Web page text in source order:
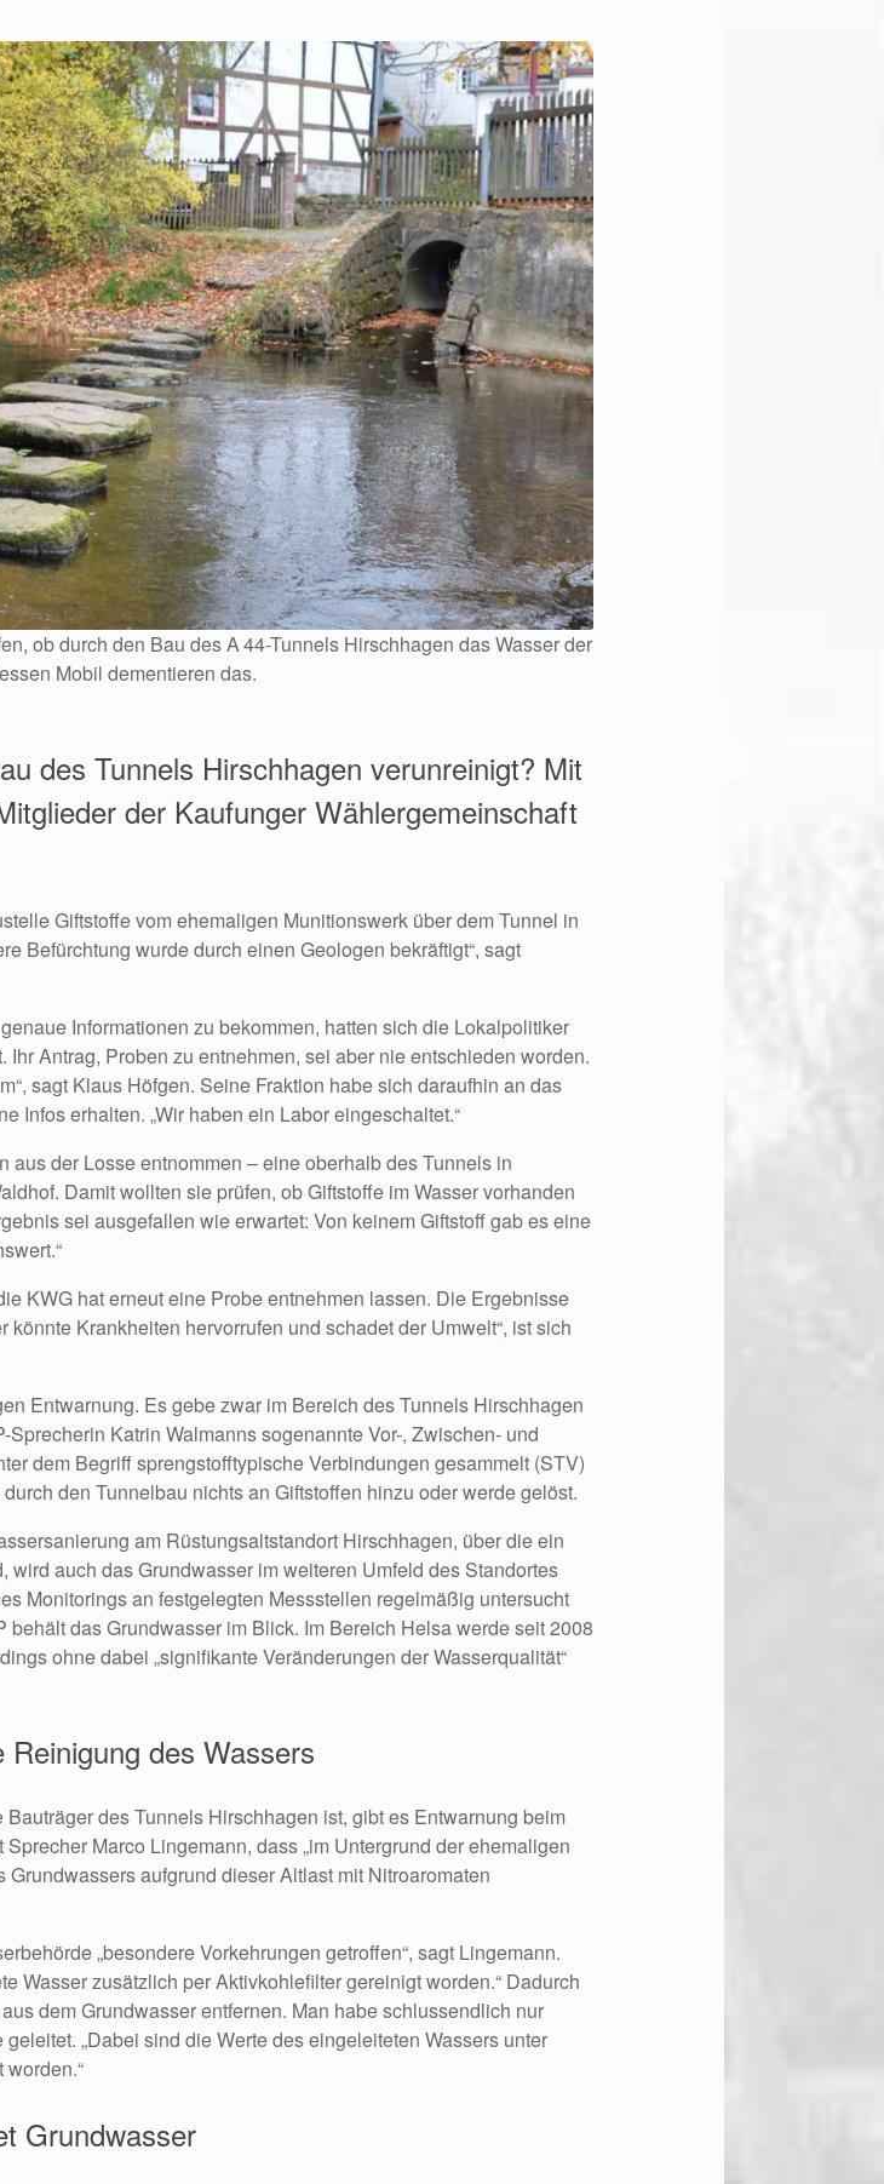
ob durch den Bau des A 44-Tunnels Hirschhagen das Wasser der
Mobil dementieren das.
des Tunnels Hirschhagen verunreinigt? Mit
der Kaufunger Wählergemeinschaft
Giftstoffe vom ehemaligen Munitionswerk über dem Tunnel in
Befürchtung wurde durch einen Geologen bekräftigt“, sagt
Informationen zu bekommen, hatten sich die Lokalpolitiker
Antrag, Proben zu entnehmen, sei aber nie entschieden worden.
sagt Klaus Höfgen. Seine Fraktion habe sich daraufhin an das
Infos erhalten. „Wir haben ein Labor eingeschaltet.“
der Losse entnommen – eine oberhalb des Tunnels in
Damit wollten sie prüfen, ob Giftstoffe im Wasser vorhanden
sei ausgefallen wie erwartet: Von keinem Giftstoff gab es eine
KWG hat erneut eine Probe entnehmen lassen. Die Ergebnisse
Krankheiten hervorrufen und schadet der Umwelt“, ist sich
Entwarnung. Es gebe zwar im Bereich des Tunnels Hirschhagen
Katrin Walmanns sogenannte Vor-, Zwischen- und
dem Begriff sprengstofftypische Verbindungen gesammelt (STV)
den Tunnelbau nichts an Giftstoffen hinzu oder werde gelöst.
am Rüstungsaltstandort Hirschhagen, über die ein
auch das Grundwasser im weiteren Umfeld des Standortes
Monitorings an festgelegten Messstellen regelmäßig untersucht
das Grundwasser im Blick. Im Bereich Helsa werde seit 2008
ohne dabei „signifikante Veränderungen der Wasserqualität“
des Wassers
des Tunnels Hirschhagen ist, gibt es Entwarnung beim
Marco Lingemann, dass „im Untergrund der ehemaligen
aufgrund dieser Altlast mit Nitroaromaten
„besondere Vorkehrungen getroffen“, sagt Lingemann.
Wasser zusätzlich per Aktivkohlefilter gereinigt worden.“ Dadurch
dem Grundwasser entfernen. Man habe schlussendlich nur
„Dabei sind die Werte des eingeleiteten Wassers unter
Grundwasser